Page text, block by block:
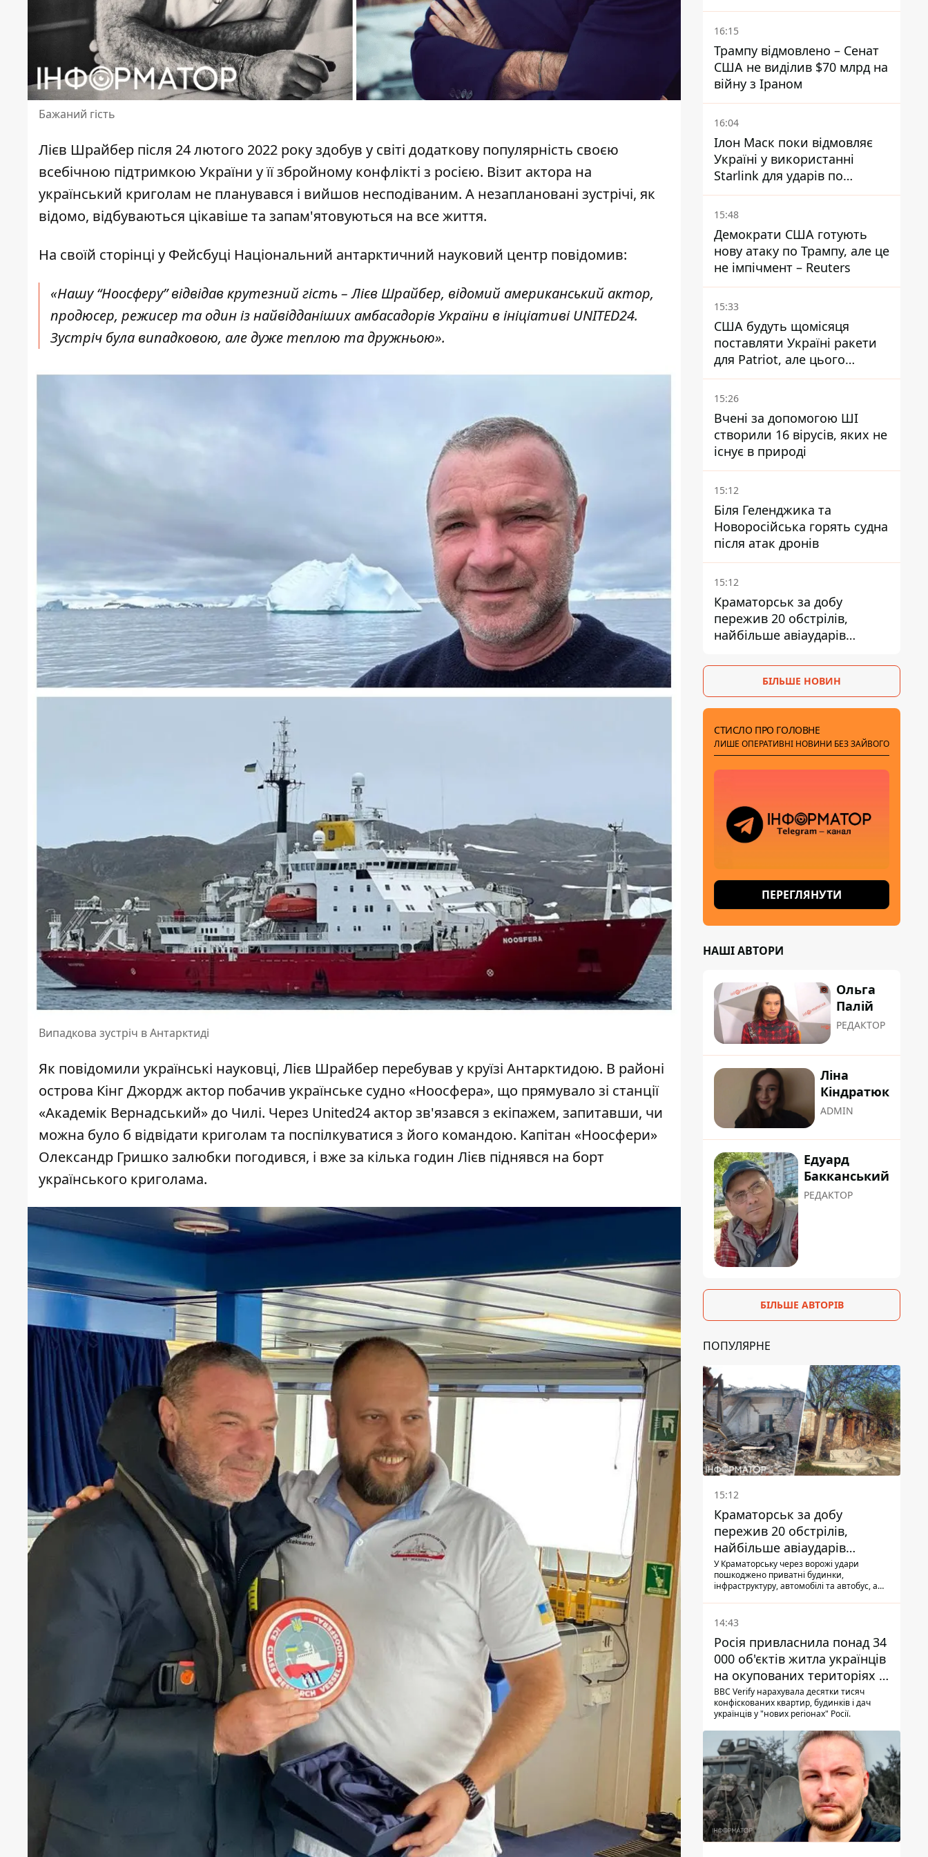
Бажаний гість
Лієв Шрайбер після 24 лютого 2022 року здобув у світі додаткову популярність своєю
всебічною підтримкою України у її збройному конфлікті з росією. Візит актора на
український криголам не планувався і вийшов несподіваним. А незаплановані зустрічі, як
відомо, відбуваються цікавіше та запам'ятовуються на все життя.
На своїй сторінці у Фейсбуці Національний антарктичний науковий центр повідомив:
«Нашу “Ноосферу” відвідав крутезний гість – Лієв Шрайбер, відомий американський актор,
продюсер, режисер та один із найвідданіших амбасадорів України в ініціативі UNITED24.
Зустріч була випадковою, але дуже теплою та дружньою».
Випадкова зустріч в Антарктиді
Як повідомили українські науковці, Лієв Шрайбер перебував у круїзі Антарктидою. В районі
острова Кінг Джордж актор побачив українське судно «Ноосфера», що прямувало зі станції
«Академік Вернадський» до Чилі. Через United24 актор зв'язався з екіпажем, запитавши, чи
можна було б відвідати криголам та поспілкуватися з його командою. Капітан «Ноосфери»
Олександр Гришко залюбки погодився, і вже за кілька годин Лієв піднявся на борт
українського криголама.
16:15
Трампу відмовлено – Сенат
США не виділив $70 млрд на
війну з Іраном
16:04
Ілон Маск поки відмовляє
Україні у використанні
Starlink для ударів по
території Росії – ЗМІ
15:48
Демократи США готують
нову атаку по Трампу, але це
не імпічмент – Reuters
15:33
США будуть щомісяця
поставляти Україні ракети
для Patriot, але цього
недостатньо - Зеленський
15:26
Вчені за допомогою ШІ
створили 16 вірусів, яких не
існує в природі
15:12
Біля Геленджика та
Новоросійська горять судна
після атак дронів
15:12
Краматорськ за добу
пережив 20 обстрілів,
найбільше авіаударів
БІЛЬШЕ НОВИН
СТИСЛО ПРО ГОЛОВНЕ
ЛИШЕ ОПЕРАТИВНІ НОВИНИ БЕЗ ЗАЙВОГО
ПЕРЕГЛЯНУТИ
НАШІ АВТОРИ
Ольга
Палій
РЕДАКТОР
Ліна
Кіндратюк
ADMIN
Едуард
Бакканський
РЕДАКТОР
БІЛЬШЕ АВТОРІВ
ПОПУЛЯРНЕ
15:12
Краматорськ за добу
пережив 20 обстрілів,
найбільше авіаударів
КАБ-250
У Краматорську через ворожі удари
пошкоджено приватні будинки,
інфраструктуру, автомобілі та автобус, а
14:43
Росія привласнила понад 34
000 об'єктів житла українців
на окупованих територіях -
розслідування BBC
BBC Verify нарахувала десятки тисяч
конфіскованих квартир, будинків і дач
українців у "нових регіонах" Росії.